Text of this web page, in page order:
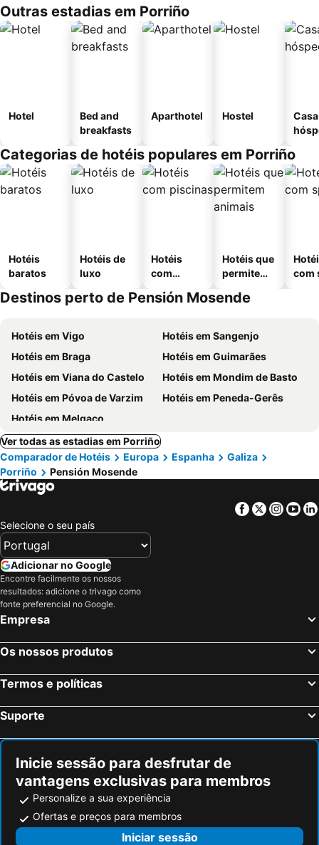
Outras estadias em Porriño
Hotel
Bed and
breakfasts
Aparthotel Hostel
Categorias de hotéis populares em Porriño
Hotéis
baratos
Hotéis de
luxo
Hotéis
com
Hotéis que
permitem
com
Destinos perto de Pensión Mosende
Hotéis em Vigo
Hotéis em Sangenjo
Hotéis em Braga
Hotéis em Guimarães
Hotéis em Viana do Castelo
Hotéis em Mondim de Basto
Hotéis em Póvoa de Varzim
Hotéis em Peneda-Gerês
Hotéis em Melgaço
Ver todas as estadias em Porriño
Comparador de Hotéis
Europa Espanha
Galiza
Porriño
Pensión Mosende
Facebook
Twitter
Selecione o seu país
Adicionar no Google
Encontre facilmente os nossos
resultados: adicione o trivago como
fonte preferencial no Google.
Empresa
Os nossos produtos
Termos e políticas
Suporte
Inicie sessão para desfrutar de
vantagens exclusivas para membros
Personalize a sua experiência
Ofertas e preços para membros
Iniciar sessão